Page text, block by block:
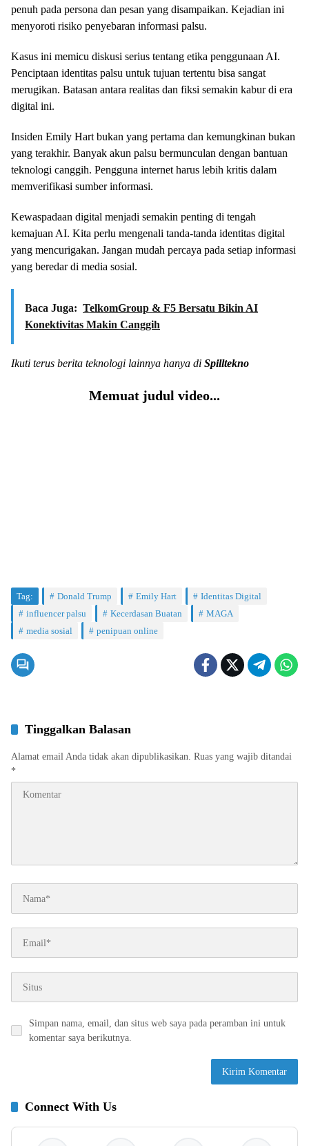
penuh pada persona dan pesan yang disampaikan. Kejadian ini
menyoroti risiko penyebaran informasi palsu.
Kasus ini memicu diskusi serius tentang etika penggunaan AI.
Penciptaan identitas palsu untuk tujuan tertentu bisa sangat
merugikan. Batasan antara realitas dan fiksi semakin kabur di era
digital ini.
Insiden Emily Hart bukan yang pertama dan kemungkinan bukan
yang terakhir. Banyak akun palsu bermunculan dengan bantuan
teknologi canggih. Pengguna internet harus lebih kritis dalam
memverifikasi sumber informasi.
Kewaspadaan digital menjadi semakin penting di tengah
kemajuan AI. Kita perlu mengenali tanda-tanda identitas digital
yang mencurigakan. Jangan mudah percaya pada setiap informasi
yang beredar di media sosial.
Baca Juga: TelkomGroup & F5 Bersatu Bikin AI
Konektivitas Makin Canggih
Ikuti terus berita teknologi lainnya hanya di Spilltekno
Memuat judul video...
Tag: Donald Trump Emily Hart
Identitas Digital
influencer palsu
Kecerdasan Buatan
MAGA
media sosial
penipuan online
Tinggalkan Balasan
Alamat email Anda tidak akan dipublikasikan. Ruas yang wajib ditandai
*
Simpan nama, email, dan situs web saya pada peramban ini untuk
komentar saya berikutnya.
Connect With Us